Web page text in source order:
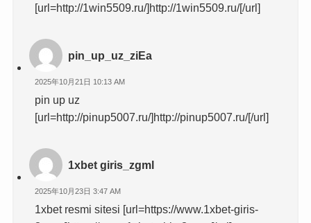
[url=http://1win5509.ru/]http://1win5509.ru/[/url]
pin_up_uz_ziEa
2025年10月21日 10:13 AM
pin up uz
[url=http://pinup5007.ru/]http://pinup5007.ru/[/url]
1xbet giris_zgml
2025年10月23日 3:47 AM
1xbet resmi sitesi [url=https://www.1xbet-giris-